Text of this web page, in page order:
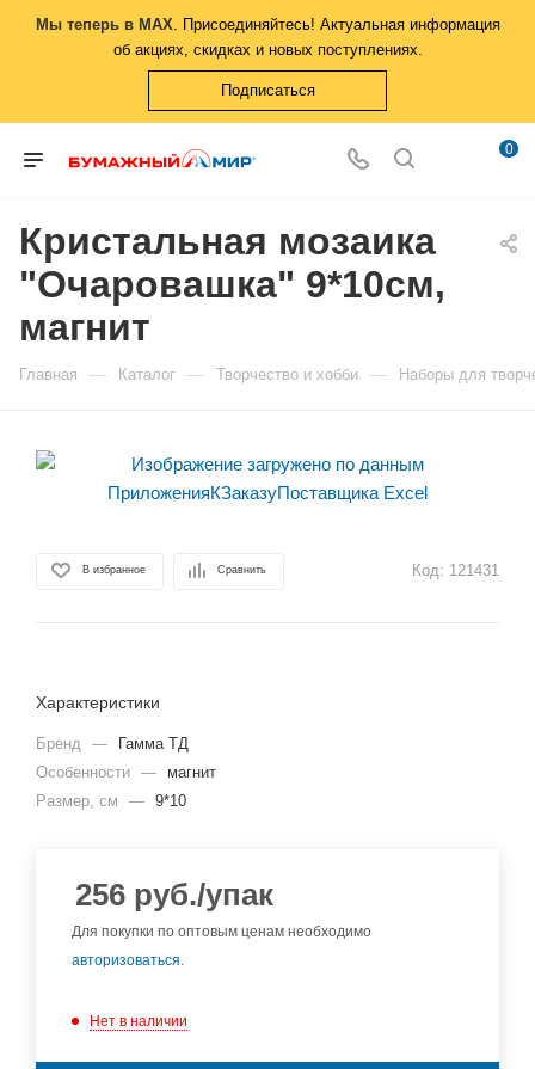
Мы теперь в MAX. Присоединяйтесь! Актуальная информация
об акциях, скидках и новых поступлениях.
Подписаться
0
Кристальная мозаика
"Очаровашка" 9*10см,
магнит
Главная — Каталог — Творчество и хобби — Наборы для
В избранное Сравнить Код: 121431
Характеристики
Бренд —
Гамма ТД
Особенности —
магнит
Размер, см
— 9*10
256 руб./упак
Для покупки по оптовым ценам необходимо
авторизоваться.
Нет в наличии